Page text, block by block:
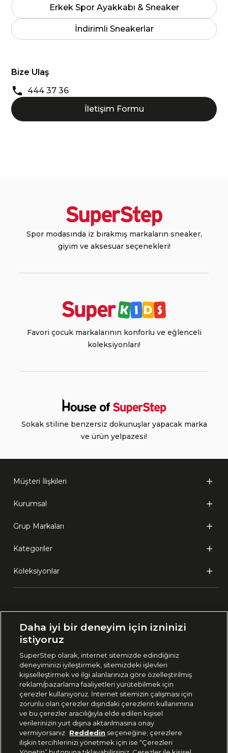
Erkek Spor Ayakkabı & Sneaker
İndirimli Sneakerlar
Bize Ulaş
444 37 36
İletişim Formu
Spor modasında iz bırakmış markaların sneaker,
giyim ve aksesuar seçenekleri!
Favori çocuk markalarının konforlu ve eğlenceli
koleksiyonları!
Sokak stiline benzersiz dokunuşlar yapacak marka
ve ürün yelpazesi!
Müşteri İlişkileri
Kurumsal
Grup Markaları
Kategoriler
Koleksiyonlar
🇹🇷 Türkiye
444 37 36
Uygulamadan Takip Edin
Daha iyi bir deneyim için izninizi
istiyoruz
SuperStep olarak, internet sitemizde edindiğiniz
deneyiminizi iyileştirmek, sitemizdeki işlevleri
kişiselleştirmek ve ilgi alanlarınıza göre özelleştirilmiş
reklam/pazarlama faaliyetleri yürütebilmek için
çerezler kullanıyoruz. İnternet sitemizin çalışması için
zorunlu olan çerezler dışındaki çerezlerin kullanımına
ve bu çerezler aracılığıyla elde edilen kişisel
verilerinizin yurt dışına aktarılmasına onay
vermiyorsanız Reddedin seçeneğine; çerezlere
ilişkin tercihlerinizi yönetmek için ise “Çerezleri